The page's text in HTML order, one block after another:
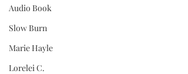
Audio Book
Slow Burn
Marie Hayle
Lorelei C.